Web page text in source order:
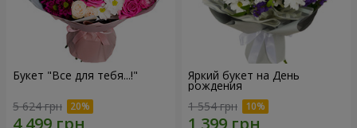
Букет "Все для тебя...!"
5 624 грн
Яркий букет на День
рождения
1 554 грн